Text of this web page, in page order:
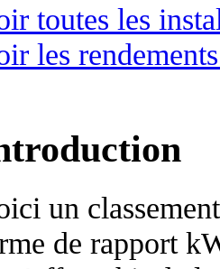
toutes les
les
un
de rapport